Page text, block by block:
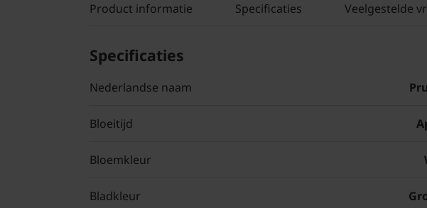
Product informatie Specificaties Veelgestelde
Specificaties
Nederlandse naam
Bloeitijd
Bloemkleur
Bladkleur